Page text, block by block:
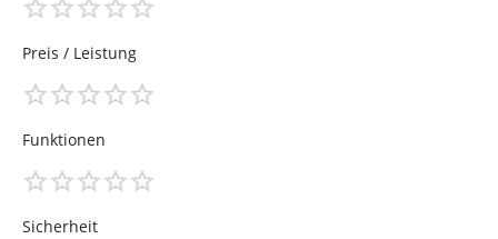
Preis / Leistung
Funktionen
Sicherheit